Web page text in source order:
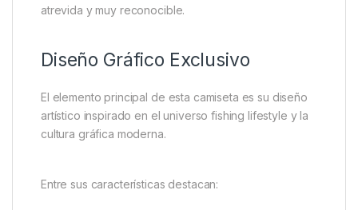
atrevida y muy reconocible.
Diseño Gráfico Exclusivo
El elemento principal de esta camiseta es su diseño
artístico inspirado en el universo fishing lifestyle y la
cultura gráfica moderna.
Entre sus características destacan: